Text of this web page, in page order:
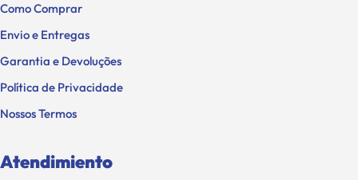
Como Comprar
Envio e Entregas
Garantia e Devoluções
Política de Privacidade
Nossos Termos
Atendimiento